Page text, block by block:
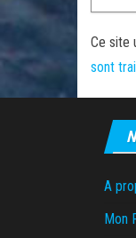
Ce site
sont
A
Mon